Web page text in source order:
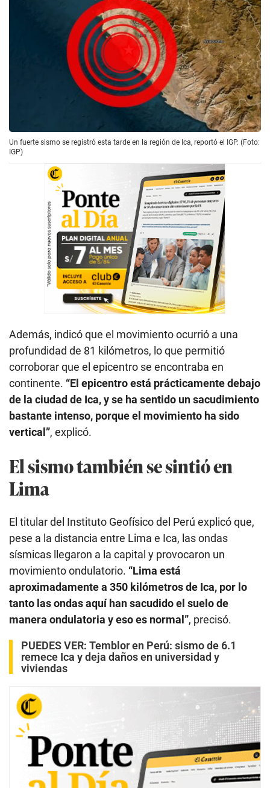
Un fuerte sismo se registró esta tarde en la región de Ica, reportó el IGP. (Foto:
IGP)
Además, indicó que el movimiento ocurrió a una
profundidad de 81 kilómetros, lo que permitió
corroborar que el epicentro se encontraba en
continente. “El epicentro está prácticamente debajo
de la ciudad de Ica, y se ha sentido un sacudimiento
bastante intenso, porque el movimiento ha sido
vertical”, explicó.
El sismo también se sintió en
Lima
El titular del Instituto Geofísico del Perú explicó que,
pese a la distancia entre Lima e Ica, las ondas
sísmicas llegaron a la capital y provocaron un
movimiento ondulatorio. “Lima está
aproximadamente a 350 kilómetros de Ica, por lo
tanto las ondas aquí han sacudido el suelo de
manera ondulatoria y eso es normal”, precisó.
PUEDES VER: Temblor en Perú: sismo de 6.1
remece Ica y deja daños en universidad y
viviendas